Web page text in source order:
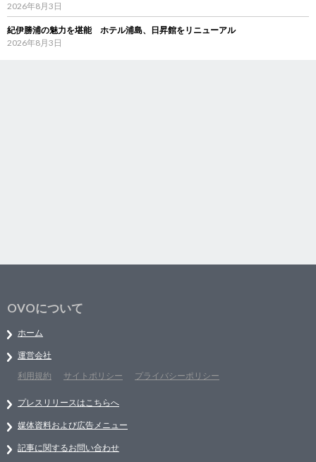
2026年8月3日
紀伊勝浦の魅力を堪能 ホテル浦島、日昇館をリニューアル
2026年8月3日
OVOについて
ホーム
運営会社
利用規約
サイトポリシー プライバシーポリシー
プレスリリースはこちらへ
媒体資料および広告メニュー
記事に関するお問い合わせ